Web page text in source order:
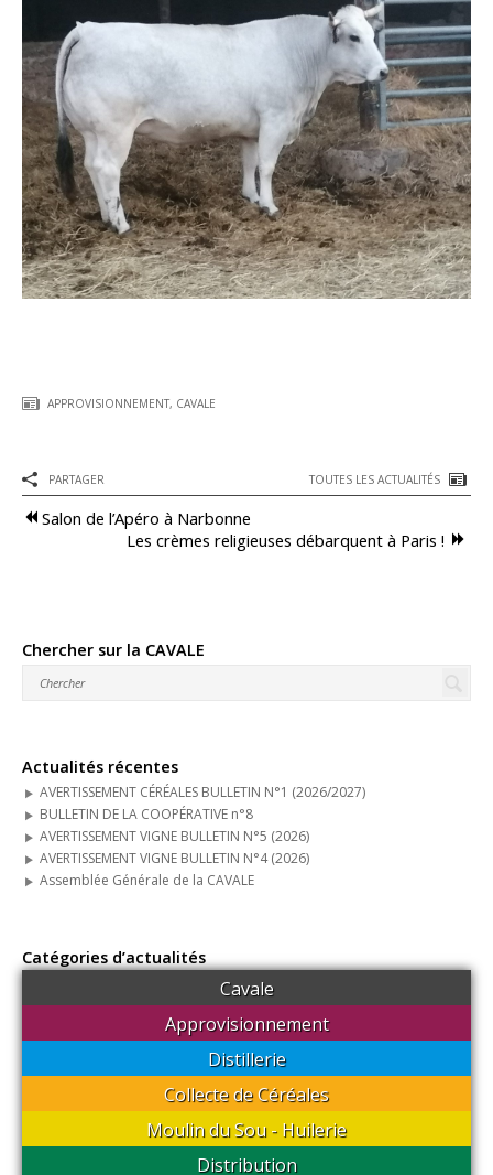
Accueil
Cavale
Le Onze300
Approvisionnement
Distillerie
Boutique en ligne
Guides techniques
APPROVISIONNEMENT, CAVALE
PARTAGER TOUTES LES ACTUALITÉS
Salon de l’Apéro à Narbonne
Les crèmes religieuses débarquent à Paris !
Chercher sur la CAVALE
Actualités récentes
AVERTISSEMENT CÉRÉALES BULLETIN N°1 (2026/2027)
BULLETIN DE LA COOPÉRATIVE n°8
AVERTISSEMENT VIGNE BULLETIN N°5 (2026)
AVERTISSEMENT VIGNE BULLETIN N°4 (2026)
Assemblée Générale de la CAVALE
Catégories d’actualités
Cavale
Approvisionnement
Distillerie
Collecte de Céréales
Moulin du Sou - Huilerie
Distribution